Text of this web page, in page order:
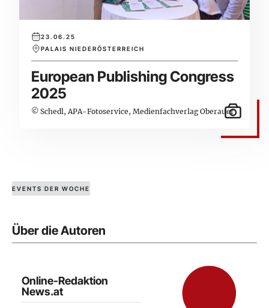
23.06.25
PALAIS NIEDERÖSTERREICH
European Publishing Congress
2025
© Schedl, APA-Fotoservice, Medienfachverlag Oberauer
EVENTS DER WOCHE
Über die Autoren
Online-Redaktion
News.at